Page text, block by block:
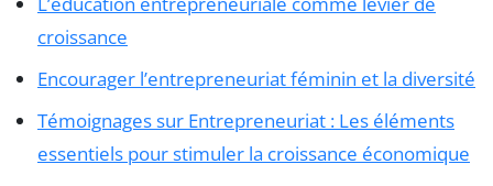
croissance
Encourager l’entrepreneuriat féminin et la diversité
Témoignages sur Entrepreneuriat : Les éléments
essentiels pour stimuler la croissance économique